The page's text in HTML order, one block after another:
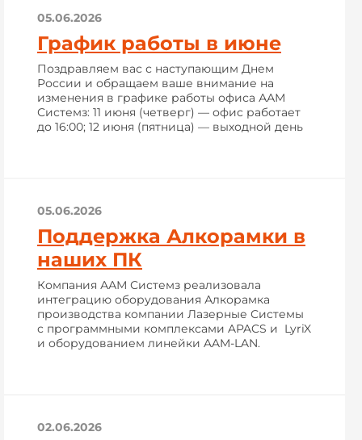
05.06.2026
График работы в июне
Поздравляем вас с наступающим Днем
России и обращаем ваше внимание на
изменения в графике работы офиса ААМ
Системз: 11 июня (четверг) — офис работает
до 16:00; 12 июня (пятница) — выходной день
05.06.2026
Поддержка Алкорамки в
наших ПК
Компания ААМ Системз реализовала
интеграцию оборудования Алкорамка
производства компании Лазерные Системы
с программными комплексами APACS и LyriX
и оборудованием линейки AAM-LAN.
02.06.2026